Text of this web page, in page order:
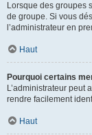
Lorsque des groupes
de groupe. Si vous
l’administrateur en
Haut
Pourquoi certains
L’administrateur peut
rendre facilement
Haut